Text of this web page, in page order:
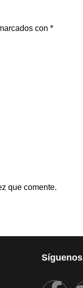
con *
que comente.
Síguenos